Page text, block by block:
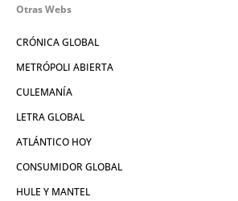
Otras Webs
CRÓNICA GLOBAL
METRÓPOLI ABIERTA
CULEMANÍA
LETRA GLOBAL
ATLÁNTICO HOY
CONSUMIDOR GLOBAL
HULE Y MANTEL